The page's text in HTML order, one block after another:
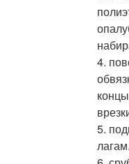
4.
5.